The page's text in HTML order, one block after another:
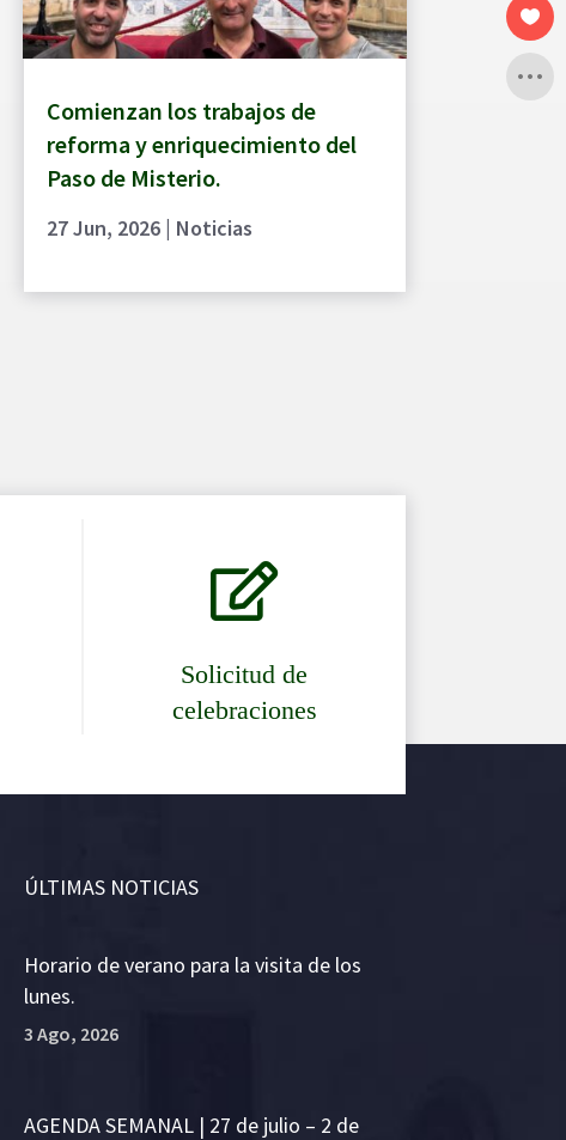
Comienzan los trabajos de
reforma y enriquecimiento del
Paso de Misterio.
27 Jun, 2026| Noticias

Solicitud de
celebraciones
ÚLTIMAS NOTICIAS
Horario de verano para la visita de los
lunes.
3 Ago, 2026
AGENDA SEMANAL | 27 de julio – 2 de